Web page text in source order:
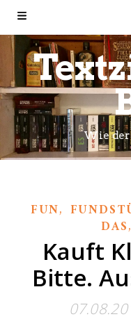
Wie der
FUN,
DAS
Kauft
Bitte.